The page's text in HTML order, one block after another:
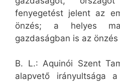
fenyegetést jelent az
önzés; a helyes
gazdaságban is az
B. L.: Aquinói Szent
alapvető irányultsága